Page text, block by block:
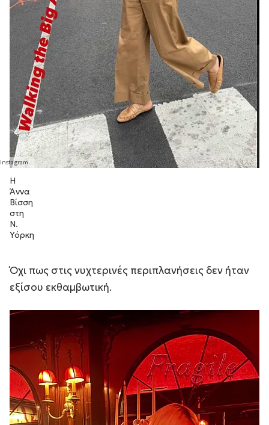
Η
Άννα
Βίσση
στη
Ν.
Υόρκη
Όχι πως στις νυχτερινές περιπλανήσεις δεν ήταν
εξίσου εκθαμβωτική.